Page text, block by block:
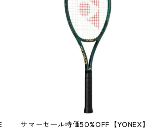
サマーセール特価50%OFF【YONEX】